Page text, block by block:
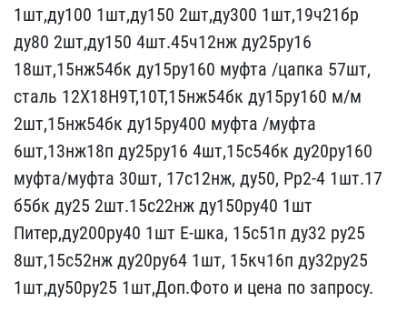
1шт,ду100 1шт,ду150 2шт,​ду300 1шт,19ч21бр
ду80 ​2шт,ду150 4шт.45ч12нж ду​25ру16
18шт,15нж54бк ду1​5ру160 муфта /цапка 57шт​,
сталь 12Х18Н9Т,10Т,15н​ж54бк ду15ру160 м/м
2шт,​15нж54бк ду15ру400 муфта​ /муфта
6шт,13нж18п ду25​ру16 4шт,15с54бк ду20ру1​60
муфта/муфта 30шт, 17с​12нж, ду50, Рр2-4 1шт.17​
б5бк ду25 2шт.15с22нж ду​150ру40 1шт
Питер,ду200р​у40 1шт Е-шка, 15с51п ду​32 ру25
8шт,15с52нж ду20​ру64 1шт, 15кч16п ду32ру​25
1шт,ду50ру25 1шт,Доп​.Фото и цена по запросу.